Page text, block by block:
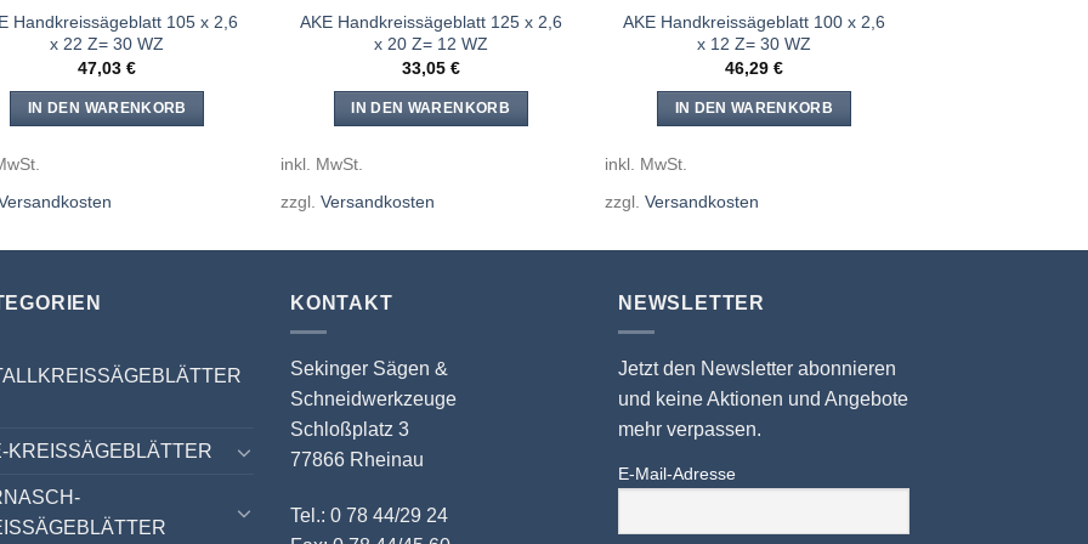
Handkreissägeblatt 105 x 2,6
x 22 Z= 30 WZ
47,03€
IN DEN WARENKORB
AKE Handkreissägeblatt 125 x 2,6
x 20 Z= 12 WZ
33,05 €
IN DEN WARENKORB
inkl. MwSt.
zzgl.Versandkosten
AKE Handkreissägeblatt 100 x 2,6
x 12 Z= 30 WZ
46,29 €
IN DEN WARENKORB
inkl. MwSt.
zzgl. Versandkosten
KREISSÄGEBLÄTTER
KONTAKT
Sekinger Sägen &
Schneidwerkzeuge
Schloßplatz 3
77866 Rheinau
Tel.: 0 78 44/29 24
NEWSLETTER
Jetzt den Newsletter abonnieren
und keine Aktionen und Angebote
mehr verpassen.
E-Mail-Adresse